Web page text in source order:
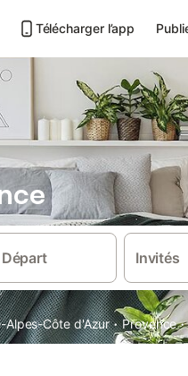
Télécharger l’app
Départ Invités
Alpes-Côte d'Azur · Provence ·